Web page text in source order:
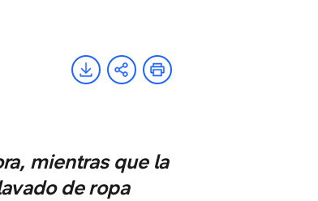
mientras que la
de ropa